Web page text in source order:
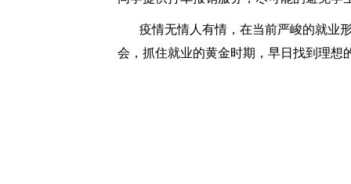
疫情无情人有情，在当前严峻的就业
会，抓住就业的黄金时期，早日找到理想